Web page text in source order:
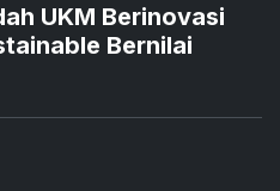
UKM Berinovasi
Bernilai